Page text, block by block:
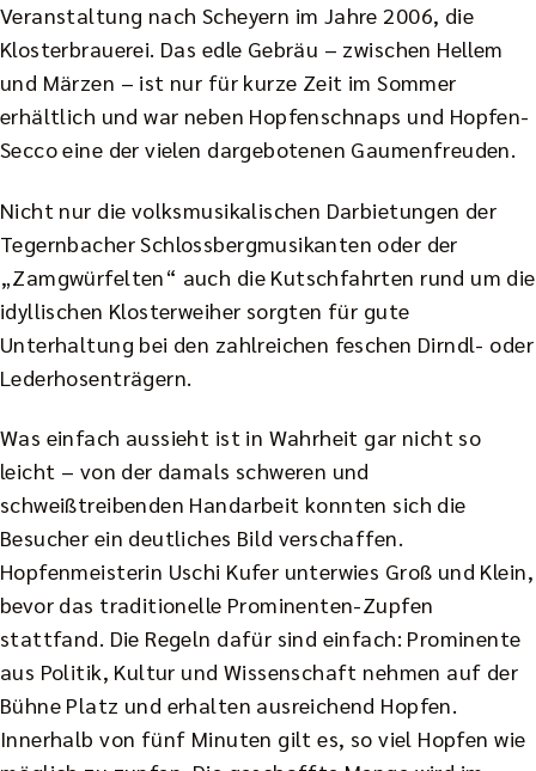
Veranstaltung nach Scheyern im Jahre 2006, die
Klosterbrauerei. Das edle Gebräu – zwischen Hellem
und Märzen – ist nur für kurze Zeit im Sommer
erhältlich und war neben Hopfenschnaps und Hopfen-
Secco eine der vielen dargebotenen Gaumenfreuden.
Nicht nur die volksmusikalischen Darbietungen der
Tegernbacher Schlossbergmusikanten oder der
„Zamgwürfelten“ auch die Kutschfahrten rund um die
idyllischen Klosterweiher sorgten für gute
Unterhaltung bei den zahlreichen feschen Dirndl- oder
Lederhosenträgern.
Was einfach aussieht ist in Wahrheit gar nicht so
leicht – von der damals schweren und
schweißtreibenden Handarbeit konnten sich die
Besucher ein deutliches Bild verschaffen.
Hopfenmeisterin Uschi Kufer unterwies Groß und Klein,
bevor das traditionelle Prominenten-Zupfen
stattfand. Die Regeln dafür sind einfach: Prominente
aus Politik, Kultur und Wissenschaft nehmen auf der
Bühne Platz und erhalten ausreichend Hopfen.
Innerhalb von fünf Minuten gilt es, so viel Hopfen wie